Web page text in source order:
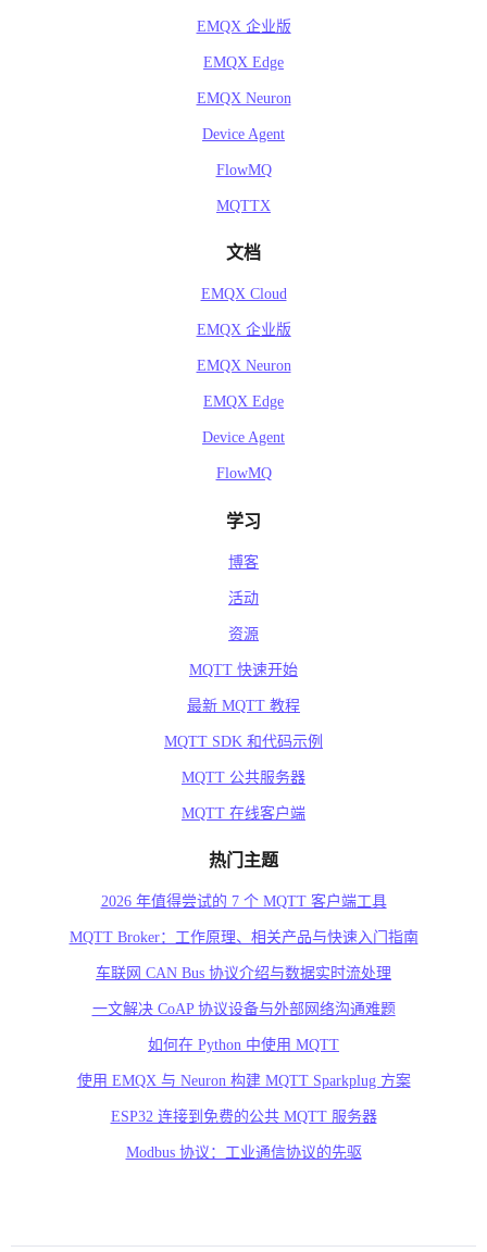
EMQX 企业版
EMQX Edge
EMQX Neuron
Device Agent
FlowMQ
MQTTX
文档
EMQX Cloud
EMQX 企业版
EMQX Neuron
EMQX Edge
Device Agent
FlowMQ
学习
博客
活动
资源
MQTT 快速开始
最新 MQTT 教程
MQTT SDK 和代码示例
MQTT 公共服务器
MQTT 在线客户端
热门主题
2026 年值得尝试的 7 个 MQTT 客户端工具
MQTT Broker：工作原理、相关产品与快速入门指南
车联网 CAN Bus 协议介绍与数据实时流处理
一文解决 CoAP 协议设备与外部网络沟通难题
如何在 Python 中使用 MQTT
使用 EMQX 与 Neuron 构建 MQTT Sparkplug 方案
ESP32 连接到免费的公共 MQTT 服务器
Modbus 协议：工业通信协议的先驱